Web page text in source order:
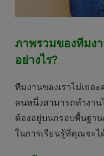
ภาพรวมของทีมง
อย่างไร?
ทีมงานของเราไม่เยอ
คนหนึ่งสามารถทำงา
ต้องอยู่บนกรอบพื้นฐา
ในการเรียนรู้ที่คุณจะ